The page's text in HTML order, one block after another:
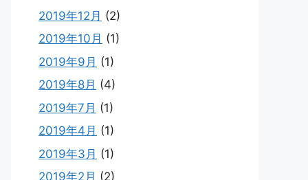
2019年12月 (2)
2019年10月 (1)
2019年9月 (1)
2019年8月 (4)
2019年7月 (1)
2019年4月 (1)
2019年3月 (1)
2019年2月 (2)